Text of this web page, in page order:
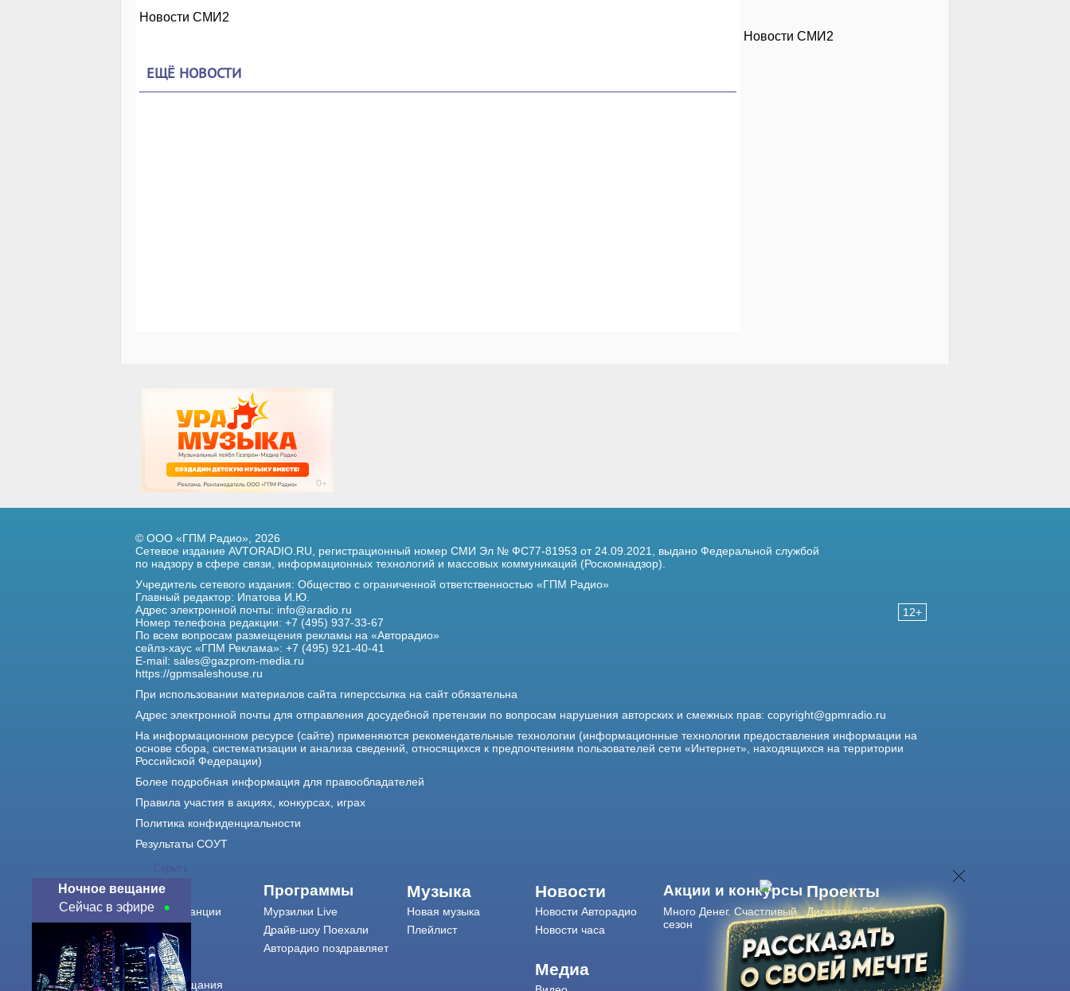
Новости СМИ2
ЕЩЁ НОВОСТИ
Новости СМИ2
Скрыть
Ночное вещание
Сейчас в эфире
12+
© ООО «ГПМ Радио», 2026
Сетевое издание AVTORADIO.RU, регистрационный номер СМИ Эл № ФС77-81953 от 24.09.2021,
выдано Федеральной службой
по надзору в сфере связи,
информационных технологий и массовых коммуникаций (Роскомнадзор).
Учредитель сетевого издания: Общество с ограниченной ответственностью «ГПМ Радио»
Главный редактор: Ипатова И.Ю.
Адрес электронной почты: info@aradio.ru
Номер телефона редакции: +7 (495) 937-33-67
По всем вопросам размещения рекламы на «Авторадио»
сейлз-хаус «ГПМ Реклама»: +7 (495) 921-40-41
E-mail: sales@gazprom-media.ru
https://gpmsaleshouse.ru
При использовании материалов сайта гиперссылка на сайт обязательна
Адрес электронной почты для отправления досудебной претензии по вопросам нарушения авторских и смежных прав: copyright@gpmradio.ru
На информационном ресурсе (сайте) применяются рекомендательные технологии (информационные технологии предоставления информации на
основе сбора, систематизации и анализа сведений, относящихся к предпочтениям пользователей сети «Интернет», находящихся на территории
Российской Федерации)
Более подробная информация для правообладателей
Правила участия в акциях, конкурсах, играх
Политика конфиденциальности
Результаты СОУТ
О нас
О радиостанции
Контакты
Реклама
Города вещания
Программы
Мурзилки Live
Драйв-шоу Поехали
Авторадио поздравляет
Музыка
Новая музыка
Плейлист
Новости
Новости Авторадио
Новости часа
Медиа
Акции и конкурсы
Много Денег. Счастливый
сезон
Проекты
Дискотека 80-х
Живые концерты
Журнал Авторадио
Авторадиов смартфоне